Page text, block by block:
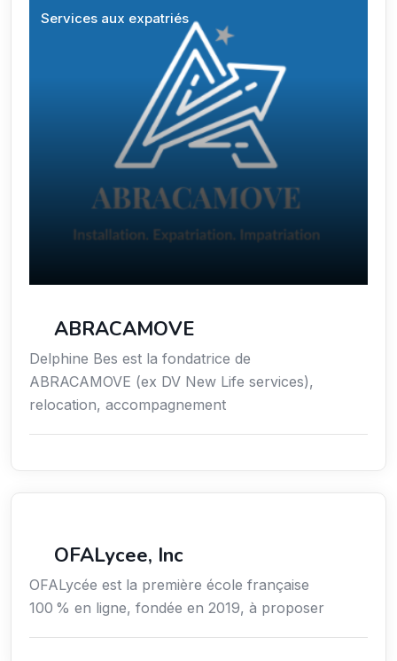
Services aux expatriés
ABRACAMOVE
Delphine Bes est la fondatrice de
ABRACAMOVE (ex DV New Life services),
relocation, accompagnement
OFALycee, Inc
OFALycée est la première école française
100 % en ligne, fondée en 2019, à proposer